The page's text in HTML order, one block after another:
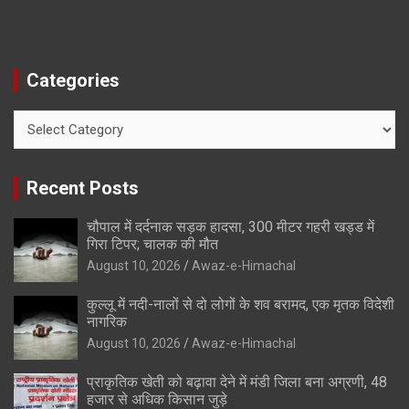
Categories
Recent Posts
चौपाल में दर्दनाक सड़क हादसा, 300 मीटर गहरी खड्ड में
गिरा टिपर; चालक की मौत
August 10, 2026 Awaz-e-Himachal
कुल्लू में नदी-नालों से दो लोगों के शव बरामद, एक मृतक विदेशी
नागरिक
August 10, 2026 Awaz-e-Himachal
प्राकृतिक खेती को बढ़ावा देने में मंडी जिला बना अग्रणी, 48
हजार से अधिक किसान जुड़े